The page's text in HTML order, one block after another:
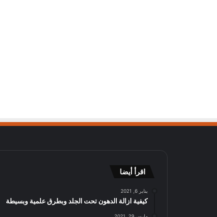
اقرأ أيضا
يناير 6, 2021
كيفية ازالة الدهون تحت الجلد وبطرق علمية وبسيطة